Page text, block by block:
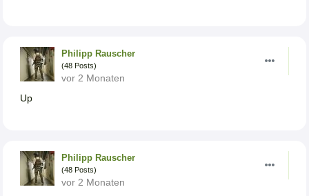
Philipp Rauscher
(48 Posts)
vor 2 Monaten
Up
Philipp Rauscher
(48 Posts)
vor 2 Monaten